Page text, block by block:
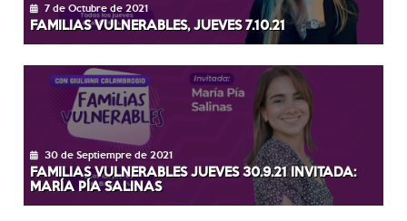
7 de Octubre de 2021
FAMILIAS VULNERABLES, JUEVES 7.10.21
30 de Septiempre de 2021
FAMILIAS VULNERABLES JUEVES 30.9.21 INVITADA:
MARÍA PÍA SALINAS